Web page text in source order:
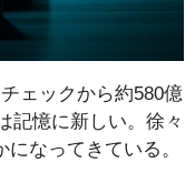
ェックから約580億
記憶に新しい。徐々
なってきている。